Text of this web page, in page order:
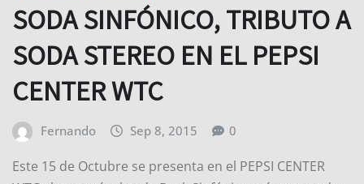
SODA SINFÓNICO, TRIBUTO A
SODA STEREO EN EL PEPSI
CENTER WTC
Fernando Sep 8, 2015 0
Este 15 de Octubre se presenta en el PEPSI CENTER